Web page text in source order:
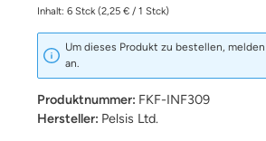
Inhalt: 6 Stck(2,25 € / 1 Stck)
Um dieses Produkt zu bestellen,
an.
Produktnummer: FKF-INF309
Hersteller: Pelsis Ltd.